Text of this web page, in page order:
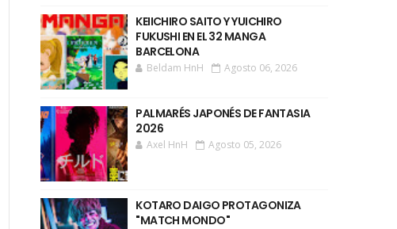
KEIICHIRO SAITO Y YUICHIRO
FUKUSHI EN EL 32 MANGA
BARCELONA
Beldam HnH Agosto 06, 2026
PALMARÉS JAPONÉS DE FANTASIA
2026
Axel HnH Agosto 05, 2026
KOTARO DAIGO PROTAGONIZA
"MATCH MONDO"